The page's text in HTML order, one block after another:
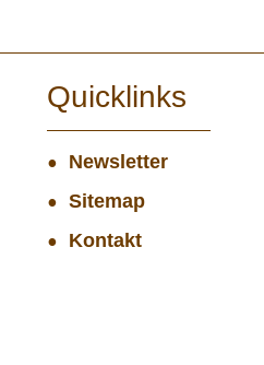
Quicklinks
Newsletter
Sitemap
Kontakt